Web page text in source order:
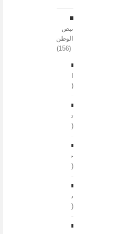
نبض
الوطن
(156)
(6)
تعليم
(31)
حوادث
(33)
سياسة
(9)